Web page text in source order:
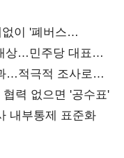
이 '폐버스
상…민주당 대표로
…적극적 조사로
력 없으면 '공수표'
내부통제 표준화